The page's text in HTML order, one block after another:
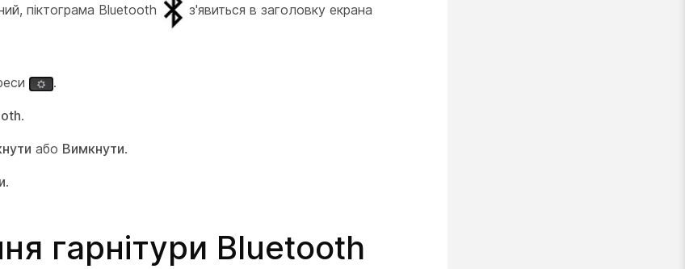
піктограма Bluetooth
з'явиться в заголовку екрана
.
.
або Вимкнути.
.
гарнітури Bluetooth